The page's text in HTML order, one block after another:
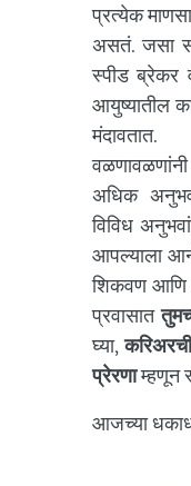
प्रत्येक
असतं. जसा
स्पीड ब्रेकर
आयुष्यातील
अधिक
विविध
आपल्याला
शिकवण आणि
प्रवासात
घ्या,
प्रेरणाम्हणून
आजच्या